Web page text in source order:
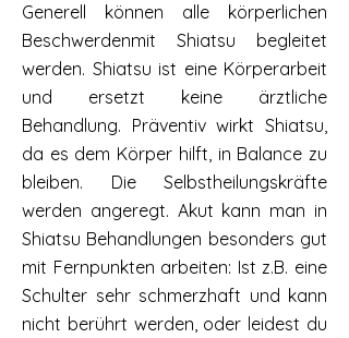
Generell können alle körperlichen
Beschwerdenmit Shiatsu begleitet
werden. Shiatsu ist eine Körperarbeit
und ersetzt keine ärztliche
Behandlung. Präventiv wirkt Shiatsu,
da es dem Körper hilft, in Balance zu
bleiben. Die Selbstheilungskräfte
werden angeregt. Akut kann man in
Shiatsu Behandlungen besonders gut
mit Fernpunkten arbeiten: Ist z.B. eine
Schulter sehr schmerzhaft und kann
nicht berührt werden, oder leidest du